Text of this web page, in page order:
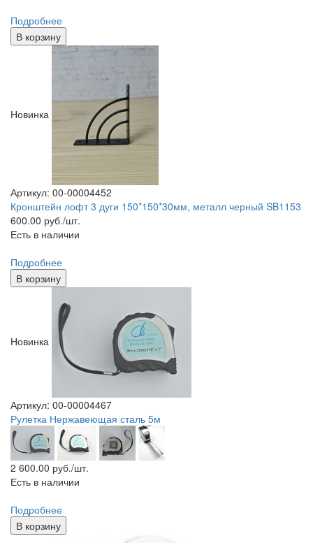
Подробнее
В корзину
Новинка
Артикул: 00-00004452
Кронштейн лофт 3 дуги 150*150*30мм, металл черный SB1153
600.00 руб./шт.
Есть в наличии
Подробнее
В корзину
Новинка
Артикул: 00-00004467
Рулетка Нержавеющая сталь 5м
2 600.00 руб./шт.
Есть в наличии
Подробнее
В корзину